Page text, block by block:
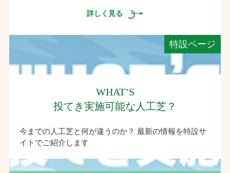
詳しく見る
特設ページ
WHAT’S
投てき実施可能な人工芝？
今までの人工芝と何が違うのか？ 最新の情報を特設サ
イトでご紹介します